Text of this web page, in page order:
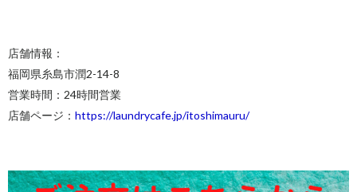
店舗情報：
福岡県糸島市潤2-14-8
営業時間：24時間営業
店舗ページ： https://laundrycafe.jp/itoshimauru/